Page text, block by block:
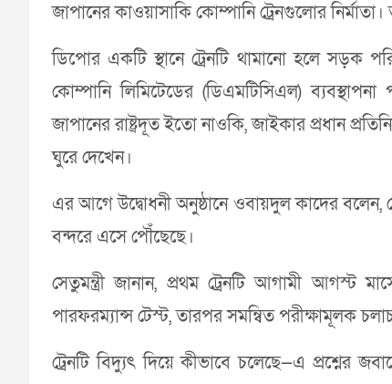
জাপানের কাওয়াসাকি কোম্পানি ট্রেনগুলোর
ডিপোর একটি স্থানে ট্রেনটি থামানো হলে সড়ক
কোম্পানি লিমিটেডের (ডিএমটিসিএল)
জাপানের রাষ্ট্রদূত ইতো নাওকি, জাইকার প্রধান
ঘুরে দেখেন।
এর আগে উদ্বোধনী অনুষ্ঠানে ওবায়দুল কাদের বলেন,
বন্দরে এসে পৌঁছেছে।
সেতুমন্ত্রী জানান, প্রথম ট্রেনটি আগামী আগস্ট
পারফরম্যান্স টেস্ট, তারপর সমন্বিত পরীক্ষামূলক
ট্রেনটি বিদ্যুৎ দিয়ে কীভাবে চলেছে—এ প্রশ্নের